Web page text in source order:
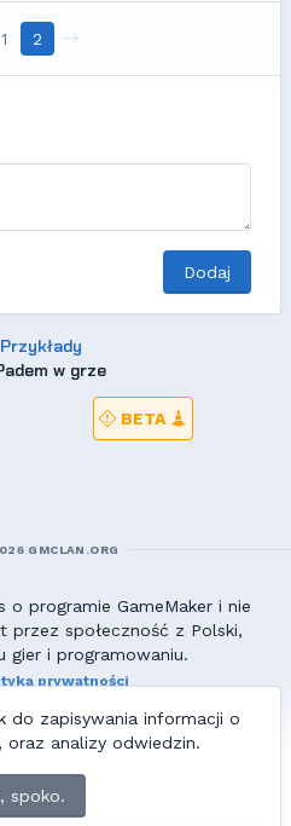
1 2
Dodaj
Przykłady
w grze
do zapisywania informacji o
oraz analizy odwiedzin.
spoko.
BETA
GMCLAN.ORG
o programie GameMaker i nie
społeczność z Polski,
gier i programowaniu.
prywatności
materiałów bez zgody
NAS TAKŻE NA: